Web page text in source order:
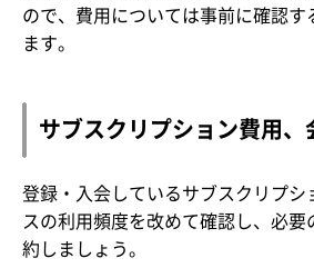
ので、費用については事前に確認す
ます。
サブスクリプション費用、
登録・入会しているサブスクリプシ
スの利用頻度を改めて確認し、必
約しましょう。